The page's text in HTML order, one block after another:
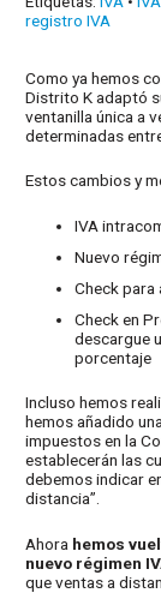
registro IVA
Como ya hemos
Distrito K adaptó
ventanilla única a
determinadas
Estos cambios y
IVA
Nuevo
Check para
Check en
descargue
porcentaje
Incluso hemos
hemos añadido
impuestos en la
establecerán las
debemos indicar
distancia”.
Ahora hemos
nuevo régimen
que ventas a